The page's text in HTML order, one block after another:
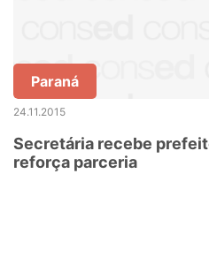
Paraná
24.11.2015
Secretária recebe
reforça parceria